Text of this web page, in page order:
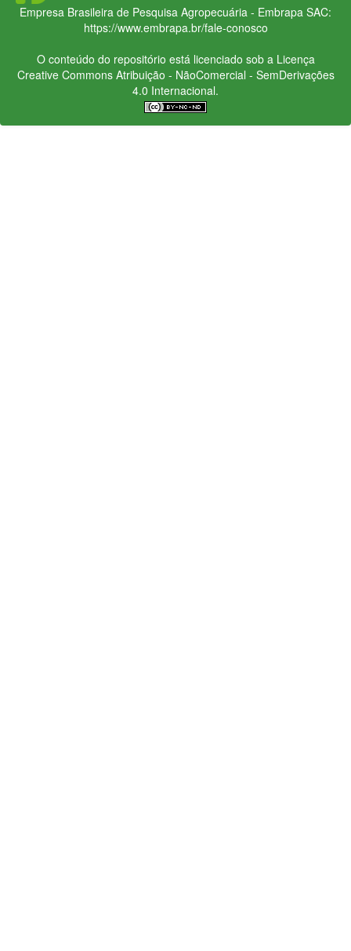
Empresa Brasileira de Pesquisa Agropecuária - Embrapa SAC:
https://www.embrapa.br/fale-conosco
O conteúdo do repositório está licenciado sob a Licença
Creative CommonsAtribuição - NãoComercial - SemDerivações
4.0 Internacional.